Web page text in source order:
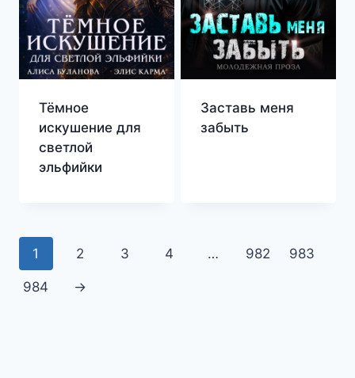
Тёмное
искушение для
светлой
эльфийки
Заставь меня
забыть
1 2 3 4 … 982 983
984 →